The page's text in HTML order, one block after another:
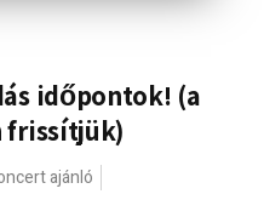
időpontok! (a
frissítjük)
ajánló